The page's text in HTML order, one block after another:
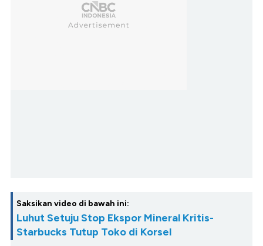
Saksikan video di bawah ini:
Luhut Setuju Stop Ekspor Mineral Kritis-
Starbucks Tutup Toko di Korsel